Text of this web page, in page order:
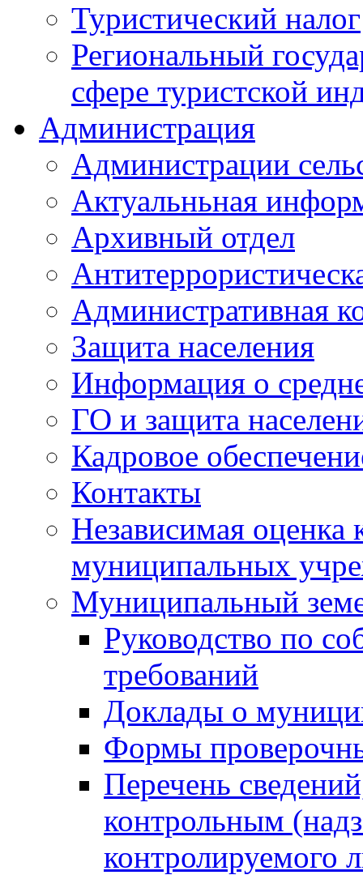
Туристический налог
Региональный
сфере туристской
Администрация
Администрации
Актуальньная
Архивный отдел
Административная
Защита населения
Информация о
ГО и защита
Кадровое
Контакты
Независимая оценка
муниципальных
Муниципальный
Руководство по
требований
Доклады о
Формы
Перечень
контрольным
контролируемого